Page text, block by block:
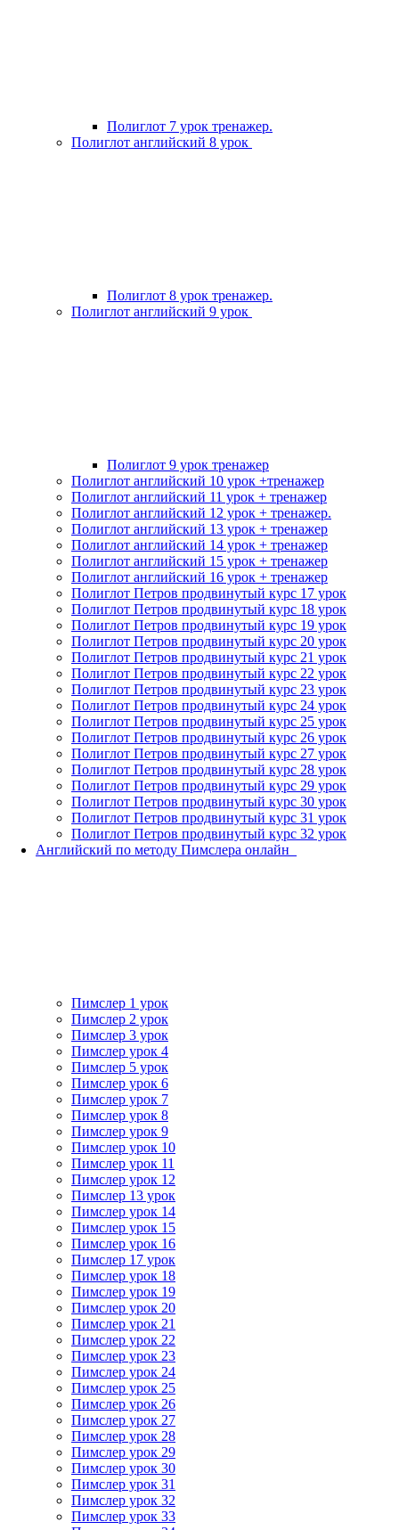
Полиглот 7 урок тренажер.
Полиглот английский 8 урок
Полиглот 8 урок тренажер.
Полиглот английский 9 урок
Полиглот 9 урок тренажер
Полиглот английский 10 урок +тренажер
Полиглот английский 11 урок + тренажер
Полиглот английский 12 урок + тренажер.
Полиглот английский 13 урок + тренажер
Полиглот английский 14 урок + тренажер
Полиглот английский 15 урок + тренажер
Полиглот английский 16 урок + тренажер
Полиглот Петров продвинутый курс 17 урок
Полиглот Петров продвинутый курс 18 урок
Полиглот Петров продвинутый курс 19 урок
Полиглот Петров продвинутый курс 20 урок
Полиглот Петров продвинутый курс 21 урок
Полиглот Петров продвинутый курс 22 урок
Полиглот Петров продвинутый курс 23 урок
Полиглот Петров продвинутый курс 24 урок
Полиглот Петров продвинутый курс 25 урок
Полиглот Петров продвинутый курс 26 урок
Полиглот Петров продвинутый курс 27 урок
Полиглот Петров продвинутый курс 28 урок
Полиглот Петров продвинутый курс 29 урок
Полиглот Петров продвинутый курс 30 урок
Полиглот Петров продвинутый курс 31 урок
Полиглот Петров продвинутый курс 32 урок
Английский по методу Пимслера онлайн_
Пимслер 1 урок
Пимслер 2 урок
Пимслер 3 урок
Пимслер урок 4
Пимслер 5 урок
Пимслер урок 6
Пимслер урок 7
Пимслер урок 8
Пимслер урок 9
Пимслер урок 10
Пимслер урок 11
Пимслер урок 12
Пимслер 13 урок
Пимслер урок 14
Пимслер урок 15
Пимслер урок 16
Пимслер 17 урок
Пимслер урок 18
Пимслер урок 19
Пимслер урок 20
Пимслер урок 21
Пимслер урок 22
Пимслер урок 23
Пимслер урок 24
Пимслер урок 25
Пимслер урок 26
Пимслер урок 27
Пимслер урок 28
Пимслер урок 29
Пимслер урок 30
Пимслер урок 31
Пимслер урок 32
Пимслер урок 33